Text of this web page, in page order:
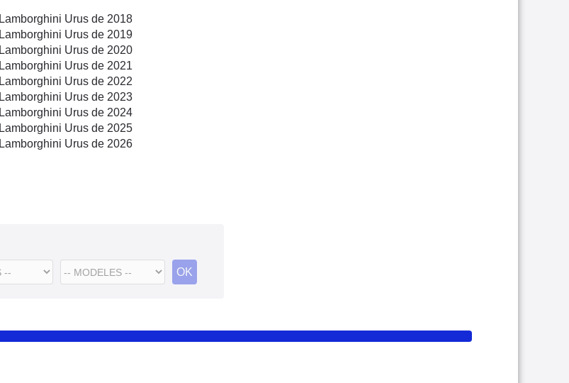
Lamborghini Urus de 2018
Lamborghini Urus de 2019
Lamborghini Urus de 2020
Lamborghini Urus de 2021
Lamborghini Urus de 2022
Lamborghini Urus de 2023
Lamborghini Urus de 2024
Lamborghini Urus de 2025
Lamborghini Urus de 2026